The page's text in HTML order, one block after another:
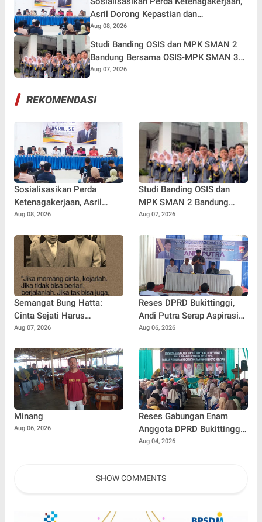
Asril Dorong Kepastian dan
Perlindungan Hak Pekerja
Aug 08, 2026
Studi Banding OSIS dan MPK SMAN 2
Bandung Bersama OSIS-MPK SMAN 3
Bogor, Perkuat Silaturahmi dan Tukar
Aug 07, 2026
REKOMENDASI
Sosialisasikan Perda
Ketenagakerjaan, Asril
Dorong Kepastian dan
Aug 08, 2026
Studi Banding OSIS dan
MPK SMAN 2 Bandung
Bersama OSIS-MPK SMAN
Silaturahmi dan Tukar
Inspirasi
Aug 07, 2026
Semangat Bung Hatta:
Cinta Sejati Harus
Diperjuangkan, Bukan
Aug 07, 2026
Reses DPRD Bukittinggi,
Andi Putra Serap Aspirasi
Warga Campago Ipuh Minta
Normalisasi Layanan
PDAM
Aug 06, 2026
Minang
Aug 06, 2026
Reses Gabungan Enam
Anggota DPRD Bukittinggi
Dapil MKS Serap Aspirasi
Aug 04, 2026
SHOW COMMENTS